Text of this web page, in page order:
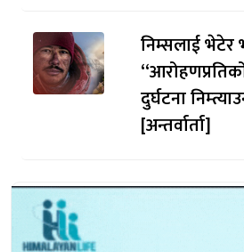
निम्सलाई भेटेर
दुर्घटना
[अन्तर्वार्ता]